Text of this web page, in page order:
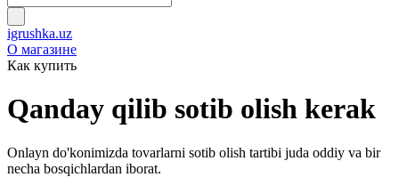
igrushka.uz
О магазине
Как купить
Qanday qilib sotib olish kerak
Onlayn do'konimizda tovarlarni sotib olish tartibi juda oddiy va bir
necha bosqichlardan iborat.